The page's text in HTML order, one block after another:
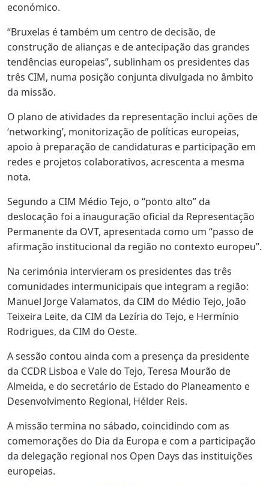
económico.
“Bruxelas é também um centro de decisão, de
construção de alianças e de antecipação das grandes
tendências europeias”, sublinham os presidentes das
três CIM, numa posição conjunta divulgada no âmbito
da missão.
O plano de atividades da representação inclui ações de
‘networking’, monitorização de políticas europeias,
apoio à preparação de candidaturas e participação em
redes e projetos colaborativos, acrescenta a mesma
nota.
Segundo a CIM Médio Tejo, o “ponto alto” da
deslocação foi a inauguração oficial da Representação
Permanente da OVT, apresentada como um “passo de
afirmação institucional da região no contexto europeu”.
Na cerimónia intervieram os presidentes das três
comunidades intermunicipais que integram a região:
Manuel Jorge Valamatos, da CIM do Médio Tejo, João
Teixeira Leite, da CIM da Lezíria do Tejo, e Hermínio
Rodrigues, da CIM do Oeste.
A sessão contou ainda com a presença da presidente
da CCDR Lisboa e Vale do Tejo, Teresa Mourão de
Almeida, e do secretário de Estado do Planeamento e
Desenvolvimento Regional, Hélder Reis.
A missão termina no sábado, coincidindo com as
comemorações do Dia da Europa e com a participação
da delegação regional nos Open Days das instituições
europeias.